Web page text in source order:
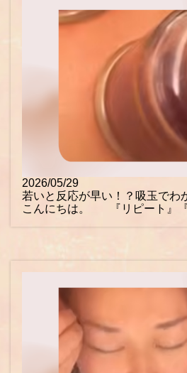
2026/05/29
若いと反応が早い！？吸玉でわ
こんにちは。 『リピート』